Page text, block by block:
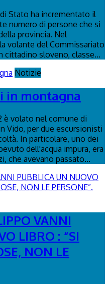
Stato ha incrementato il
numero di persone che si
provincia. Nel
volante del Commissariato
cittadino sloveno, classe...
Notizie
in montagna
è volato nel comune di
Vido, per due escursionisti
In particolare, uno dei
dell'acqua impura, era
che avevano passato...
VANNI
LIBRO : “SI
NON LE